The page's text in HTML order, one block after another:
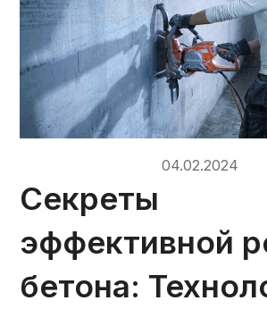
04.02.2024
Секреты
эффективной
бетона: